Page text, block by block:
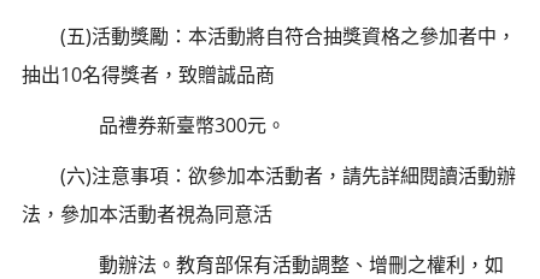
(五)活動獎勵：本活動將自符合抽獎資格之參加者中，
抽出10名得獎者，致贈誠品商
品禮券新臺幣300元。
(六)注意事項：欲參加本活動者，請先詳細閱讀活動辦
法，參加本活動者視為同意活
動辦法。教育部保有活動調整、增刪之權利，如